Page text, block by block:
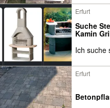
Erfurt
Suche
Kamin
Ich suche
Erfurt